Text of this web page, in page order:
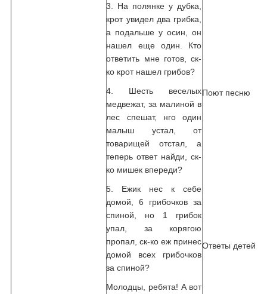
3. На полянке у дубка,
крот увидел два грибка,
а подальше у осин, он
нашел еще один. Кто
ответить мне готов, ск-
ко крот нашел грибов?
4. Шесть веселых
медвежат, за малиной в
лес спешат, нго один
малыш устал, от
товарищей отстал, а
теперь ответ найди, ск-
ко мишек впереди?
5. Ежик нес к себе
домой, 6 грибочков за
спиной, но 1 грибок
упал, за корягою
пропал, ск-ко еж принес
домой всех грибочков
за спиной?
Молодцы, ребята! А вот
Поют песню
Ответы детей